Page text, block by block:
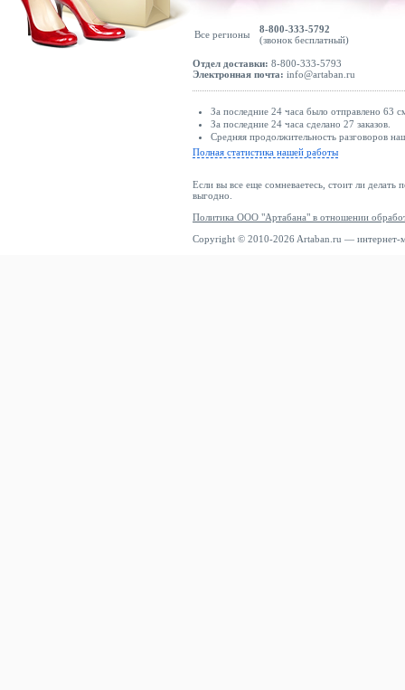
Все регионы
8-800-333-5792
(звонок бесплатный)
Отдел доставки: 8-800-333-5793
Электронная почта: info@artaban.ru
За последние 24 часа было отправлено 63
За последние 24 часа сделано 27 заказов.
Средняя продолжительность разговоров
Полная статистика нашей работы
Если вы все еще сомневаетесь, стоит ли делать
выгодно.
Политика ООО "Артабана" в отношении
Copyright © 2010-2026 Artaban.ru — интернет-